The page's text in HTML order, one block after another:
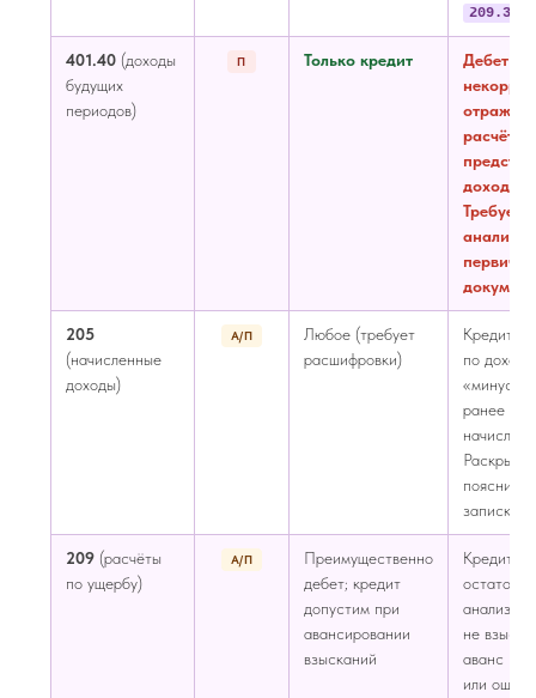
209.34
401.40 (доходы
будущих
периодов)
П Только кредит
Дебет →
доходам.
Требует
анализа
205
(начисленные
доходы)
А/П
Любое (требует
расшифровки)
Кредит —
по
«минус»
ранее
записке
209 (расчёты
по ущербу)
А/П
Преимущественно
дебет; кредит
допустим при
авансировании
взысканий
остаток
анализа:
не
аванс по
или